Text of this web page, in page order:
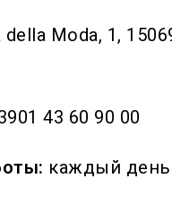
della Moda, 1,
43 60 90 00
каждый день